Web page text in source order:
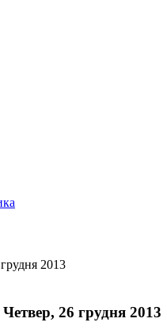
грудня 2013
Четвер, 26 грудня 2013